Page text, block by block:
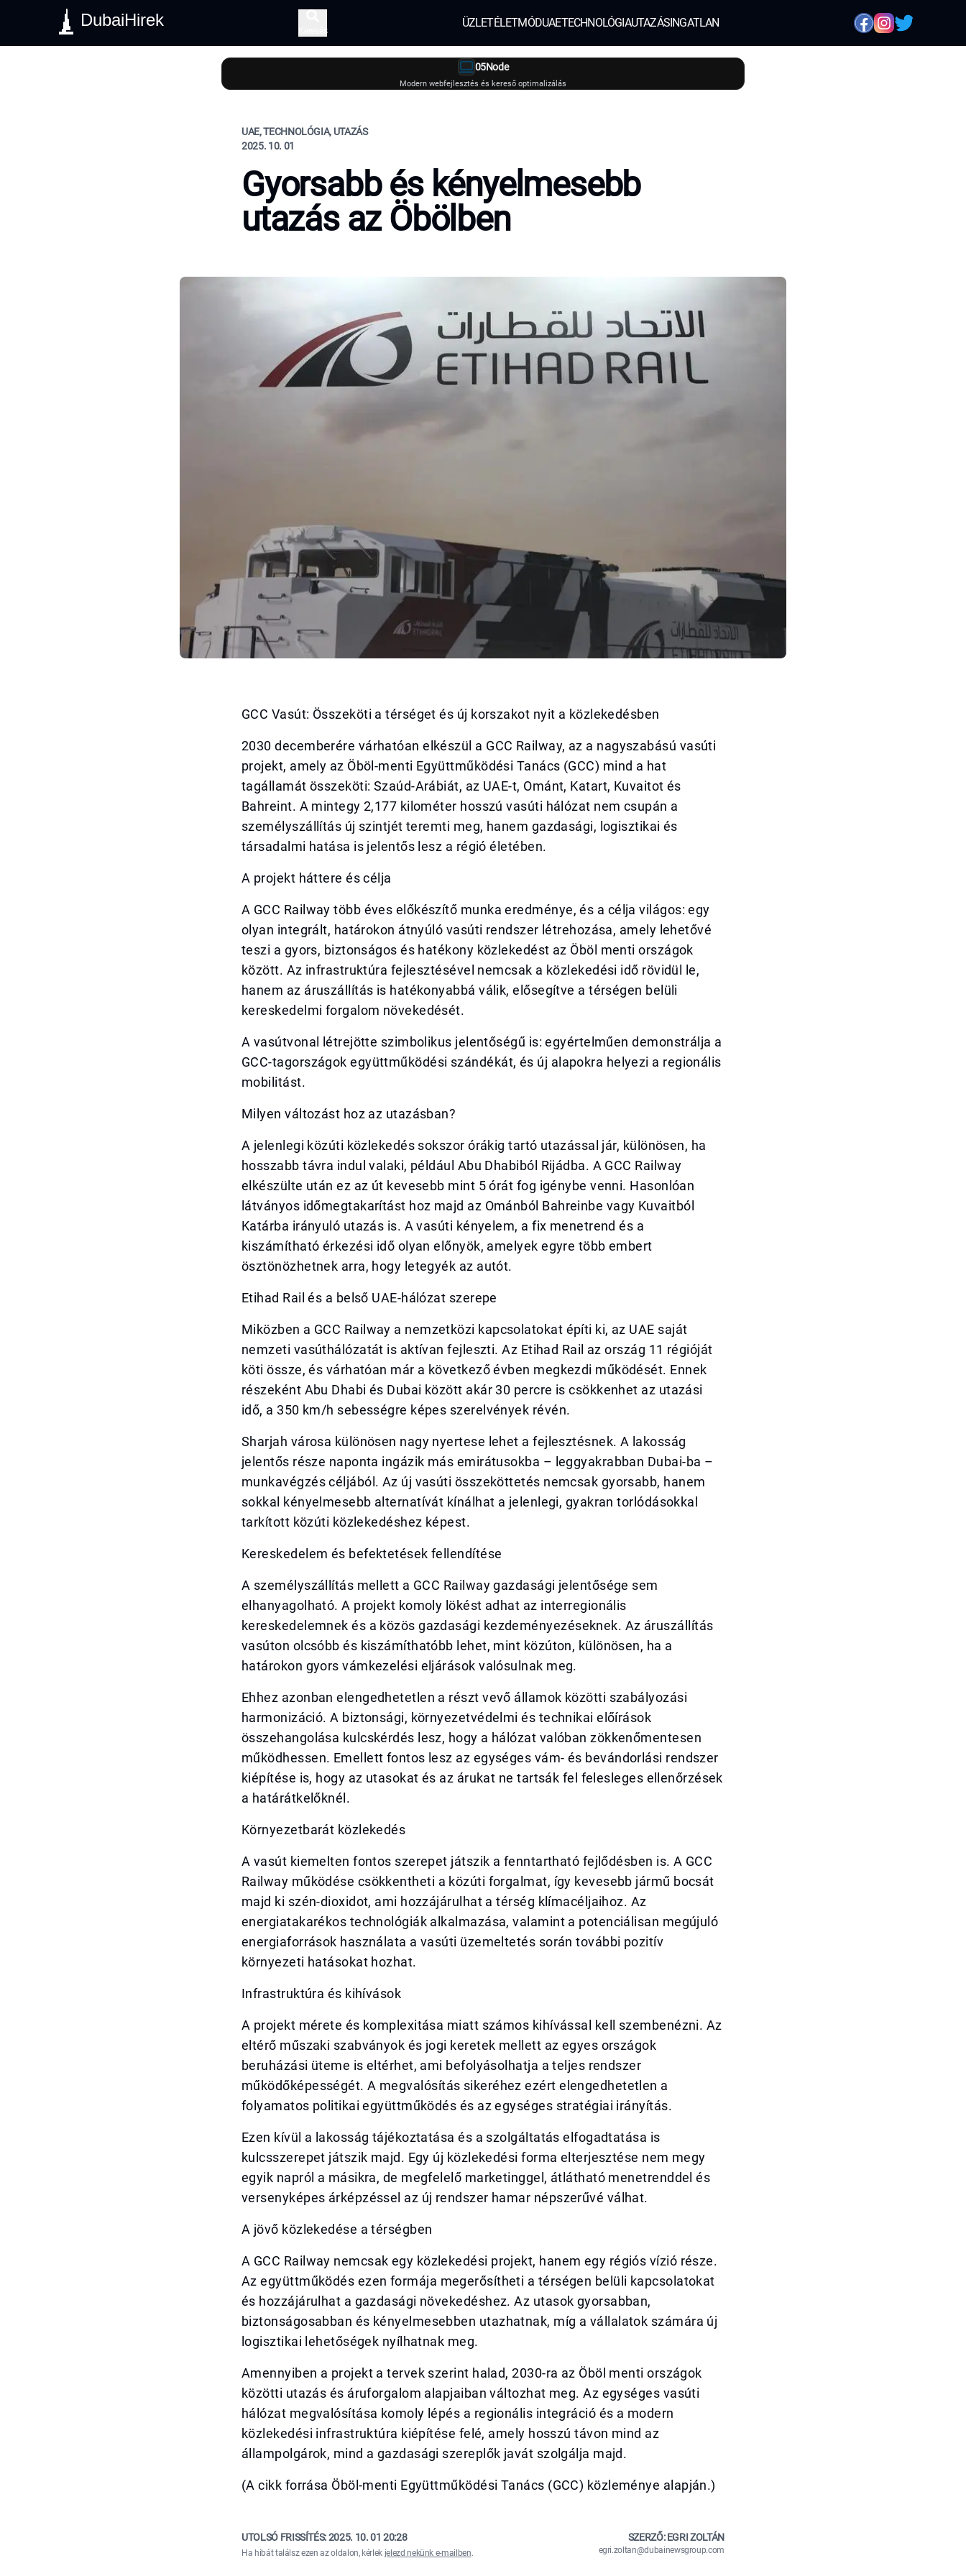
DubaiHirek
Keresés
ÜZLETÉLETMÓDUAETECHNOLÓGIAUTAZÁSINGATLAN
05Node
Modern webfejlesztés és kereső optimalizálás
UAE, TECHNOLÓGIA, UTAZÁS
2025. 10. 01
Gyorsabb és kényelmesebb
utazás az Öbölben
GCC Vasút: Összeköti a térséget és új korszakot nyit a közlekedésben
2030 decemberére várhatóan elkészül a GCC Railway, az a nagyszabású vasúti
projekt, amely az Öböl-menti Együttműködési Tanács (GCC) mind a hat
tagállamát összeköti: Szaúd-Arábiát, az UAE-t, Ománt, Katart, Kuvaitot és
Bahreint. A mintegy 2,177 kilométer hosszú vasúti hálózat nem csupán a
személyszállítás új szintjét teremti meg, hanem gazdasági, logisztikai és
társadalmi hatása is jelentős lesz a régió életében.
A projekt háttere és célja
A GCC Railway több éves előkészítő munka eredménye, és a célja világos: egy
olyan integrált, határokon átnyúló vasúti rendszer létrehozása, amely lehetővé
teszi a gyors, biztonságos és hatékony közlekedést az Öböl menti országok
között. Az infrastruktúra fejlesztésével nemcsak a közlekedési idő rövidül le,
hanem az áruszállítás is hatékonyabbá válik, elősegítve a térségen belüli
kereskedelmi forgalom növekedését.
A vasútvonal létrejötte szimbolikus jelentőségű is: egyértelműen demonstrálja a
GCC-tagországok együttműködési szándékát, és új alapokra helyezi a regionális
mobilitást.
Milyen változást hoz az utazásban?
A jelenlegi közúti közlekedés sokszor órákig tartó utazással jár, különösen, ha
hosszabb távra indul valaki, például Abu Dhabiból Rijádba. A GCC Railway
elkészülte után ez az út kevesebb mint 5 órát fog igénybe venni. Hasonlóan
látványos időmegtakarítást hoz majd az Ománból Bahreinbe vagy Kuvaitból
Katárba irányuló utazás is. A vasúti kényelem, a fix menetrend és a
kiszámítható érkezési idő olyan előnyök, amelyek egyre több embert
ösztönözhetnek arra, hogy letegyék az autót.
Etihad Rail és a belső UAE-hálózat szerepe
Miközben a GCC Railway a nemzetközi kapcsolatokat építi ki, az UAE saját
nemzeti vasúthálózatát is aktívan fejleszti. Az Etihad Rail az ország 11 régióját
köti össze, és várhatóan már a következő évben megkezdi működését. Ennek
részeként Abu Dhabi és Dubai között akár 30 percre is csökkenhet az utazási
idő, a 350 km/h sebességre képes szerelvények révén.
Sharjah városa különösen nagy nyertese lehet a fejlesztésnek. A lakosság
jelentős része naponta ingázik más emirátusokba – leggyakrabban Dubai-ba –
munkavégzés céljából. Az új vasúti összeköttetés nemcsak gyorsabb, hanem
sokkal kényelmesebb alternatívát kínálhat a jelenlegi, gyakran torlódásokkal
tarkított közúti közlekedéshez képest.
Kereskedelem és befektetések fellendítése
A személyszállítás mellett a GCC Railway gazdasági jelentősége sem
elhanyagolható. A projekt komoly lökést adhat az interregionális
kereskedelemnek és a közös gazdasági kezdeményezéseknek. Az áruszállítás
vasúton olcsóbb és kiszámíthatóbb lehet, mint közúton, különösen, ha a
határokon gyors vámkezelési eljárások valósulnak meg.
Ehhez azonban elengedhetetlen a részt vevő államok közötti szabályozási
harmonizáció. A biztonsági, környezetvédelmi és technikai előírások
összehangolása kulcskérdés lesz, hogy a hálózat valóban zökkenőmentesen
működhessen. Emellett fontos lesz az egységes vám- és bevándorlási rendszer
kiépítése is, hogy az utasokat és az árukat ne tartsák fel felesleges ellenőrzések
a határátkelőknél.
Környezetbarát közlekedés
A vasút kiemelten fontos szerepet játszik a fenntartható fejlődésben is. A GCC
Railway működése csökkentheti a közúti forgalmat, így kevesebb jármű bocsát
majd ki szén-dioxidot, ami hozzájárulhat a térség klímacéljaihoz. Az
energiatakarékos technológiák alkalmazása, valamint a potenciálisan megújuló
energiaforrások használata a vasúti üzemeltetés során további pozitív
környezeti hatásokat hozhat.
Infrastruktúra és kihívások
A projekt mérete és komplexitása miatt számos kihívással kell szembenézni. Az
eltérő műszaki szabványok és jogi keretek mellett az egyes országok
beruházási üteme is eltérhet, ami befolyásolhatja a teljes rendszer
működőképességét. A megvalósítás sikeréhez ezért elengedhetetlen a
folyamatos politikai együttműködés és az egységes stratégiai irányítás.
Ezen kívül a lakosság tájékoztatása és a szolgáltatás elfogadtatása is
kulcsszerepet játszik majd. Egy új közlekedési forma elterjesztése nem megy
egyik napról a másikra, de megfelelő marketinggel, átlátható menetrenddel és
versenyképes árképzéssel az új rendszer hamar népszerűvé válhat.
A jövő közlekedése a térségben
A GCC Railway nemcsak egy közlekedési projekt, hanem egy régiós vízió része.
Az együttműködés ezen formája megerősítheti a térségen belüli kapcsolatokat
és hozzájárulhat a gazdasági növekedéshez. Az utasok gyorsabban,
biztonságosabban és kényelmesebben utazhatnak, míg a vállalatok számára új
logisztikai lehetőségek nyílhatnak meg.
Amennyiben a projekt a tervek szerint halad, 2030-ra az Öböl menti országok
közötti utazás és áruforgalom alapjaiban változhat meg. Az egységes vasúti
hálózat megvalósítása komoly lépés a regionális integráció és a modern
közlekedési infrastruktúra kiépítése felé, amely hosszú távon mind az
állampolgárok, mind a gazdasági szereplők javát szolgálja majd.
(A cikk forrása Öböl-menti Együttműködési Tanács (GCC) közleménye alapján.)
UTOLSÓ FRISSÍTÉS:2025. 10. 01 20:28
Ha hibát találsz ezen az oldalon, kérlek jelezd nekünk e-mailben.
SZERZŐ: EGRI ZOLTÁN
egri.zoltan@dubainewsgroup.com